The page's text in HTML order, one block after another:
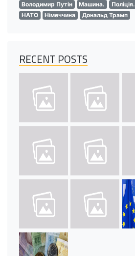
Володимир Путін
Машина. Поліція.
НАТО
Німеччина Дональд Трамп
RECENT POSTS